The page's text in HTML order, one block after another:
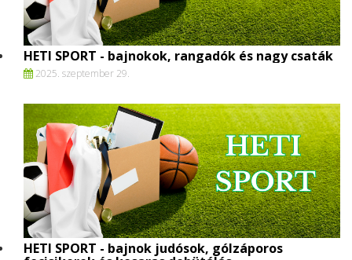
HETI SPORT - bajnokok, rangadók és nagy csaták
2025. szeptember 29.
HETI SPORT - bajnok judósok, gólzáporos